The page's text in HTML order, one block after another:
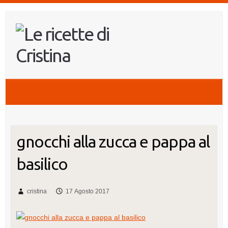
contenuto
gnocchi alla zucca e pappa al
basilico
cristina 17 Agosto 2017